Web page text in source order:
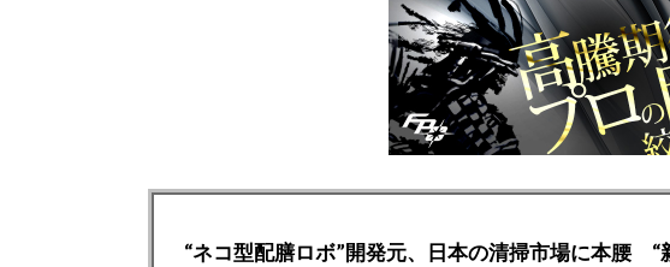
“ネコ型配膳ロボ”開発元、日本の清掃市場に本腰 “